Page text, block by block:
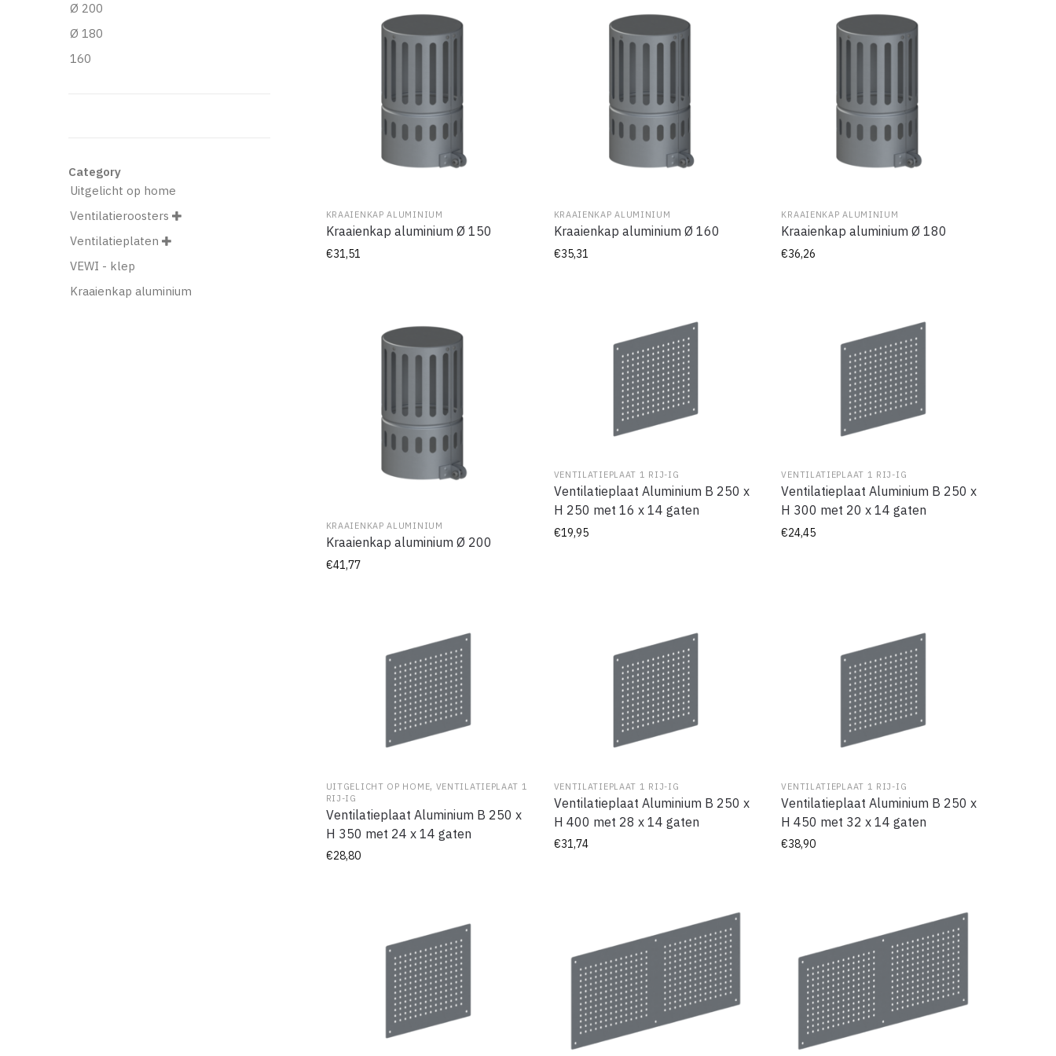
KRAAIENKAP ALUMINIUM
Kraaienkap aluminium Ø 150
€31,51
KRAAIENKAP ALUMINIUM
Kraaienkap aluminium Ø 160
€35,31
KRAAIENKAP ALUMINIUM
Kraaienkap aluminium Ø 180
€36,26
KRAAIENKAP ALUMINIUM
Kraaienkap aluminium Ø 200
€41,77
VENTILATIEPLAAT 1 RIJ-IG
Ventilatieplaat Aluminium B 250 x
H 250 met 16 x 14 gaten
€19,95
VENTILATIEPLAAT 1 RIJ-IG
Ventilatieplaat Aluminium B 250 x
H 300 met 20 x 14 gaten
€24,45
UITGELICHT OP HOME, VENTILATIEPLAAT 1
RIJ-IG
Ventilatieplaat Aluminium B 250 x
H 350 met 24 x 14 gaten
€28,80
VENTILATIEPLAAT 1 RIJ-IG
Ventilatieplaat Aluminium B 250 x
H 400 met 28 x 14 gaten
€31,74
VENTILATIEPLAAT 1 RIJ-IG
Ventilatieplaat Aluminium B 250 x
H 450 met 32 x 14 gaten
€38,90
Ø 200
Ø 180
160
Category
Uitgelicht op home
Ventilatieroosters 
Ventilatieplaten 
VEWI - klep
Kraaienkap aluminium